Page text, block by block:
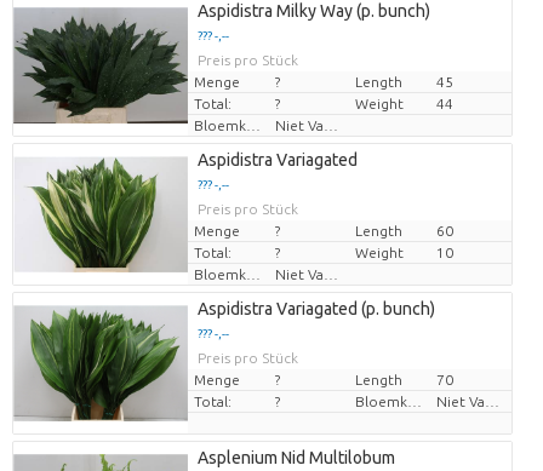
Aspidistra Milky Way (p. bunch)
??? -,--
Preis pro Stück
Menge
? Length
45
Total:
? Weight
44
Bloemkleur
Aspidistra Variagated
??? -,--
Preis pro Stück
Menge
? Length
60
Total:
? Weight
10
Bloemkleur
Aspidistra Variagated (p. bunch)
??? -,--
Preis pro Stück
Menge
? Length
70
Total:
?
Asplenium Nid Multilobum